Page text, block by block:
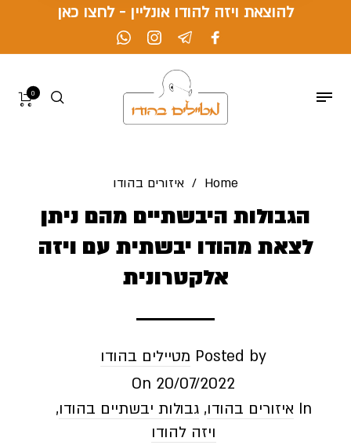
להוצאת ויזה להודו אונליין - לחצו כאן
0
Home
/ איזורים בהודו
הגבולות היבשתיים מהם ניתן
לצאת מהודו יבשתית עם ויזה
אלקטרונית
Posted by מטיילים בהודו
On 20/07/2022
In איזורים בהודו,גבולות יבשתיים בהודו,
ויזה להודו